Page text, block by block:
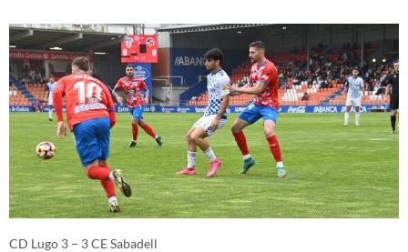
CD Lugo 3 – 3 CE Sabadell